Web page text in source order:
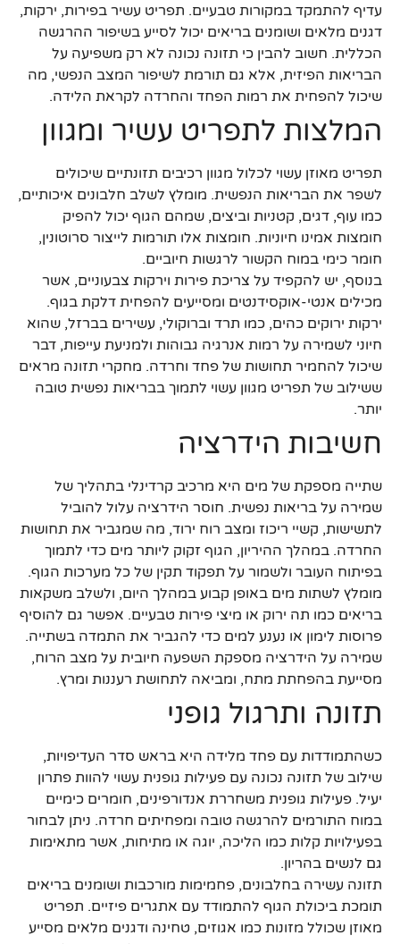
עדיף להתמקד במקורות טבעיים. תפריט עשיר בפירות, ירקות,
דגנים מלאים ושומנים בריאים יכול לסייע בשיפור ההרגשה
הכללית. חשוב להבין כי תזונה נכונה לא רק משפיעה על
הבריאות הפיזית, אלא גם תורמת לשיפור המצב הנפשי, מה
שיכול להפחית את רמות הפחד והחרדה לקראת הלידה.
המלצות לתפריט עשיר ומגוון
תפריט מאוזן עשוי לכלול מגוון רכיבים תזונתיים שיכולים
לשפר את הבריאות הנפשית. מומלץ לשלב חלבונים איכותיים,
כמו עוף, דגים, קטניות וביצים, שמהם הגוף יכול להפיק
חומצות אמינו חיוניות. חומצות אלו תורמות לייצור סרוטונין,
חומר כימי במוח הקשור לרגשות חיוביים.
בנוסף, יש להקפיד על צריכת פירות וירקות צבעוניים, אשר
מכילים אנטי-אוקסידנטים ומסייעים להפחית דלקת בגוף.
ירקות ירוקים כהים, כמו תרד וברוקולי, עשירים בברזל, שהוא
חיוני לשמירה על רמות אנרגיה גבוהות ולמניעת עייפות, דבר
שיכול להחמיר תחושות של פחד וחרדה. מחקרי תזונה מראים
ששילוב של תפריט מגוון עשוי לתמוך בבריאות נפשית טובה
יותר.
חשיבות הידרציה
שתייה מספקת של מים היא מרכיב קרדינלי בתהליך של
שמירה על בריאות נפשית. חוסר הידרציה עלול להוביל
לתשישות, קשיי ריכוז ומצב רוח ירוד, מה שמגביר את תחושות
החרדה. במהלך ההיריון, הגוף זקוק ליותר מים כדי לתמוך
בפיתוח העובר ולשמור על תפקוד תקין של כל מערכות הגוף.
מומלץ לשתות מים באופן קבוע במהלך היום, ולשלב משקאות
בריאים כמו תה ירוק או מיצי פירות טבעיים. אפשר גם להוסיף
פרוסות לימון או נענע למים כדי להגביר את התמדה בשתייה.
שמירה על הידרציה מספקת השפעה חיובית על מצב הרוח,
מסייעת בהפחתת מתח, ומביאה לתחושת רעננות ומרץ.
תזונה ותרגול גופני
כשהתמודדות עם פחד מלידה היא בראש סדר העדיפויות,
שילוב של תזונה נכונה עם פעילות גופנית עשוי להוות פתרון
יעיל. פעילות גופנית משחררת אנדורפינים, חומרים כימיים
במוח התורמים להרגשה טובה ומפחיתים חרדה. ניתן לבחור
בפעילויות קלות כמו הליכה, יוגה או מתיחות, אשר מתאימות
גם לנשים בהריון.
תזונה עשירה בחלבונים, פחמימות מורכבות ושומנים בריאים
תומכת ביכולת הגוף להתמודד עם אתגרים פיזיים. תפריט
מאוזן שכולל מזונות כמו אגוזים, טחינה ודגנים מלאים מסייע